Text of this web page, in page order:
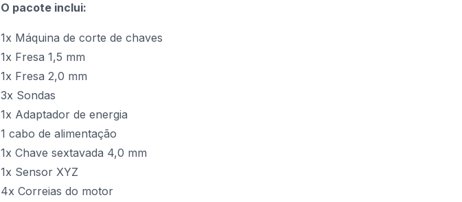
O pacote inclui:
1x Máquina de corte de chaves
1x Fresa 1,5 mm
1x Fresa 2,0 mm
3x Sondas
1x Adaptador de energia
1 cabo de alimentação
1x Chave sextavada 4,0 mm
1x Sensor XYZ
4x Correias do motor